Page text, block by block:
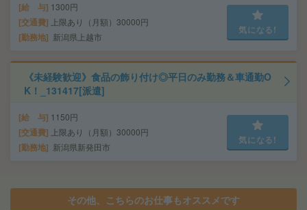
給 与 1300円
交通費 上限あり（月額）30000円
勤務地 新潟県上越市
気になる!
《未経験歓迎》食品の飾り付け◎平日のみ勤務＆車通勤O
K！_131417[派遣]
給 与 1150円
交通費 上限あり（月額）30000円
勤務地 新潟県新発田市
気になる!
その他、こちらのお仕事もオススメです